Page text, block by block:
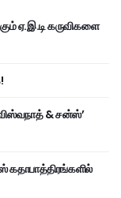
ஏ.இ.டி கருவிகளை
& சன்ஸ்’
கதாபாத்திரங்களில்